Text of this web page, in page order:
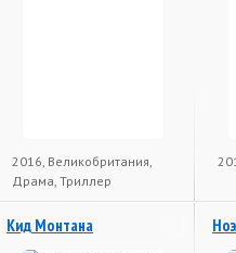
2016, Великобритания,
Драма, Триллер
Кид Монтана